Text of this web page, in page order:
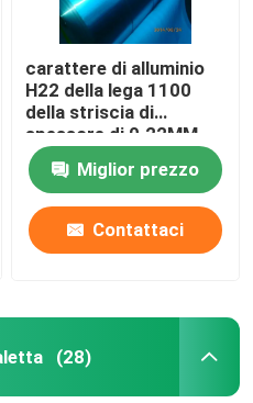
carattere di alluminio
H22 della lega 1100
della striscia di
spessore di 0.22MM
nello scambiatore di
caloreMiglior prezzo
Contattaci
(28)